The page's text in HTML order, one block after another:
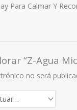
Para Calmar Y
“Z-Agua
no será